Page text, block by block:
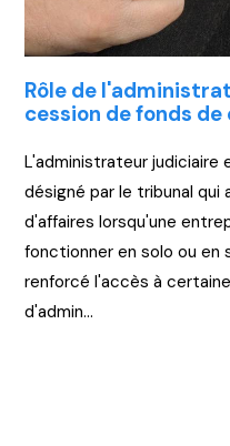
Rôle de
cession de fonds
L'administrateur judiciaire
désigné par le tribunal qui
d'affaires lorsqu'une
fonctionner en solo ou en
renforcé l'accès à
d'admin...